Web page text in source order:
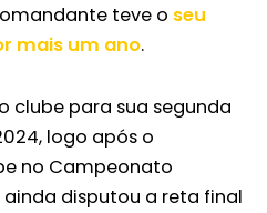
teve o seu
mais um ano.
clube para sua segunda
logo após o
no Campeonato
ainda disputou a reta final